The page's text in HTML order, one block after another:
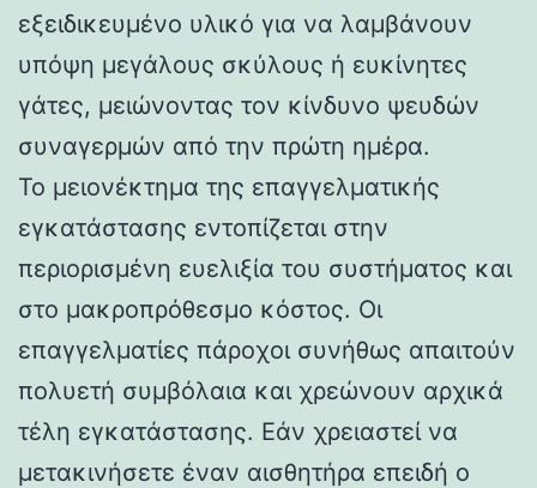
εξειδικευμένο υλικό για να λαμβάνουν
υπόψη μεγάλους σκύλους ή ευκίνητες
γάτες, μειώνοντας τον κίνδυνο ψευδών
συναγερμών από την πρώτη ημέρα.
Το μειονέκτημα της επαγγελματικής
εγκατάστασης εντοπίζεται στην
περιορισμένη ευελιξία του συστήματος και
στο μακροπρόθεσμο κόστος. Οι
επαγγελματίες πάροχοι συνήθως απαιτούν
πολυετή συμβόλαια και χρεώνουν αρχικά
τέλη εγκατάστασης. Εάν χρειαστεί να
μετακινήσετε έναν αισθητήρα επειδή ο